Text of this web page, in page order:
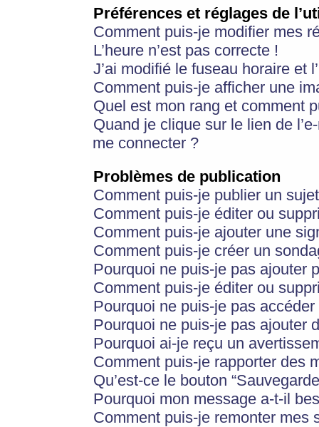
Préférences et réglages de
Comment puis-je modifier mes
L’heure n’est pas correcte !
J’ai modifié le fuseau horaire et
Comment puis-je afficher une
Quel est mon rang et comment
Quand je clique sur le lien de
me connecter ?
Problèmes de publication
Comment puis-je publier un
Comment puis-je éditer ou
Comment puis-je ajouter une
Comment puis-je créer un
Pourquoi ne puis-je pas ajouter
Comment puis-je éditer ou
Pourquoi ne puis-je pas
Pourquoi ne puis-je pas ajouter
Pourquoi ai-je reçu un
Comment puis-je rapporter des
Qu’est-ce le bouton
Pourquoi mon message a-t-il
Comment puis-je remonter mes